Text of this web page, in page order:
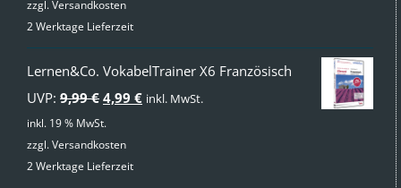
zzgl.Versandkosten
2 Werktage Lieferzeit
Lernen&Co. VokabelTrainer X6 Französisch
UVP: 9,99€ Ursprünglicher
Preis
war:
4,99 €Aktueller
inkl. MwSt.
inkl. 19 % MwSt.
zzgl.Versandkosten
2 Werktage Lieferzeit